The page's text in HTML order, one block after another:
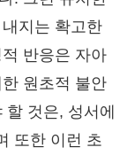
지는 확고한
반응은 자아
원초적 불안
것은, 성서에
또한 이런 초